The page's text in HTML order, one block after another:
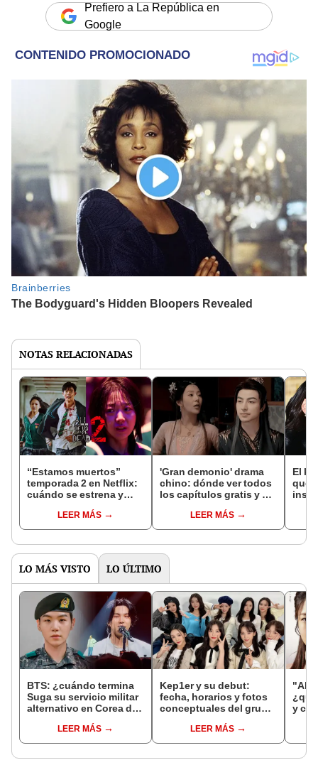
Prefiero a La República en
Google
NOTAS RELACIONADAS
“Estamos muertos”
temporada 2 en Netflix:
cuándo se estrena y
temporadaLEER MÁS
'Gran demonio' drama
chino: dónde ver todos
los capítulos gratis y en
LEER MÁS
El k-
que
LO MÁS VISTO LO ÚLTIMO
BTS: ¿cuándo termina
Suga su servicio militar
alternativo en Corea del
LEER MÁS
Kep1er y su debut:
fecha, horarios y fotos
conceptuales del grupo
LEER MÁS
y